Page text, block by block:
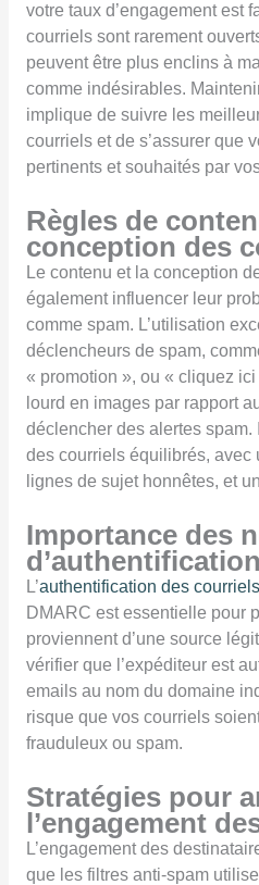
votre taux d’engagement est
courriels sont rarement
peuvent être plus enclins à
comme indésirables.
implique de suivre les
courriels et de s’assurer que
pertinents et souhaités par
Règles de
conception des
Le contenu et la conception
également influencer leur
comme spam. L’utilisation
déclencheurs de spam,
« promotion », ou « cliquez
lourd en images par rapport
déclencher des alertes
des courriels équilibrés, avec
lignes de sujet honnêtes, et
Importance des
L’authentification des courriels
DMARC est essentielle pour
proviennent d’une source
vérifier que l’expéditeur est
emails au nom du domaine
risque que vos courriels
frauduleux ou spam.
Stratégies pour
l’engagement
L’engagement des
que les filtres anti-spam